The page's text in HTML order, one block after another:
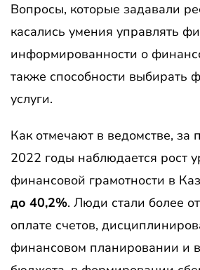
Вопросы, которые задавали
касались умения управлять
информированности о
также способности выбирать
услуги.
Как отмечают в ведомстве, за
2022 годы наблюдается рост
финансовой грамотности в
до 40,2%. Люди стали более
оплате счетов,
финансовом планировании и